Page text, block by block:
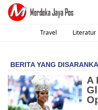
Travel Literatur